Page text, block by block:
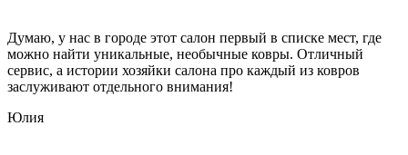
Думаю, у нас в городе этот салон первый в списке мест, где
можно найти уникальные, необычные ковры. Отличный
сервис, а истории хозяйки салона про каждый из ковров
заслуживают отдельного внимания!
Юлия